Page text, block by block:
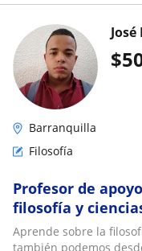
$
Barranquilla
Filosofía
Profesor de
filosofía y
Aprende sobre la
también podemos